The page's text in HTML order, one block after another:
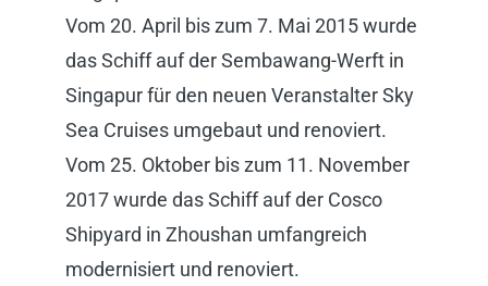
Vom 20. April bis zum 7. Mai 2015 wurde
das Schiff auf der Sembawang-Werft in
Singapur für den neuen Veranstalter Sky
Sea Cruises umgebaut und renoviert.
Vom 25. Oktober bis zum 11. November
2017 wurde das Schiff auf der Cosco
Shipyard in Zhoushan umfangreich
modernisiert und renoviert.